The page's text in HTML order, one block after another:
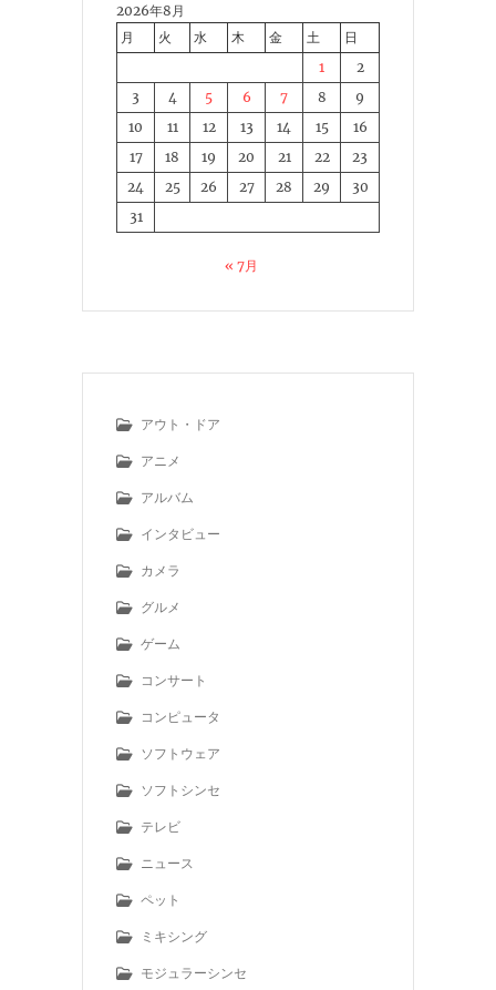
2026年8月
月
火 水 木 金 土
日
1
2
3
4 5 6 7 8
9
10
11 12 13 14 15
16
17
18 19 20 21 22
23
24
25 26 27 28 29
30
31
« 7月
アウト・ドア
アニメ
アルバム
インタビュー
カメラ
グルメ
ゲーム
コンサート
コンピュータ
ソフトウェア
ソフトシンセ
テレビ
ニュース
ペット
ミキシング
モジュラーシンセ